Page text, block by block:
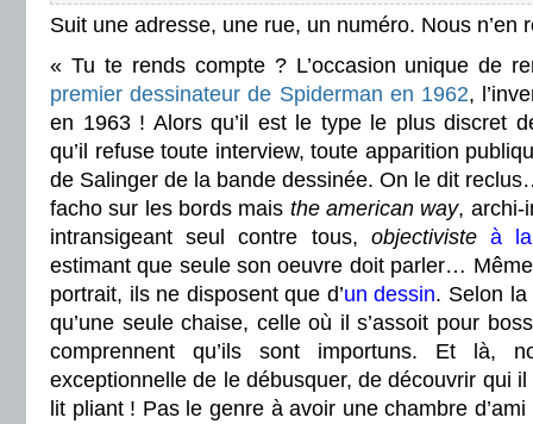
Suit une adresse, une rue, un numéro. Nous n’en
« Tu te rends compte ? L’occasion unique de
premier dessinateur de Spiderman en 1962,
en 1963 ! Alors qu’il est le type le plus discret
qu’il refuse toute interview, toute apparition
de Salinger de la bande dessinée. On le dit
facho sur les bords mais the american way, archi-
intransigeant seul contre tous, objectiviste à
estimant que seule son oeuvre doit parler…
portrait, ils ne disposent que d’un dessin. Selon la
qu’une seule chaise, celle où il s’assoit pour
comprennent qu’ils sont importuns. Et là,
exceptionnelle de le débusquer, de découvrir qui
lit pliant ! Pas le genre à avoir une chambre